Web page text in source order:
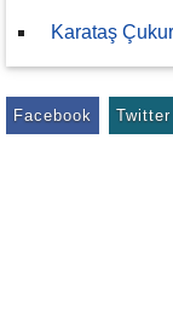
Karataş
Facebook Twitter